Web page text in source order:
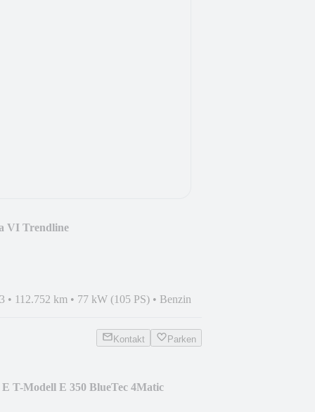
VI Trendline
• 112.752 km • 77 kW (105 PS) • Benzin
Kontakt Parken
E T-Modell E 350 BlueTec 4Matic